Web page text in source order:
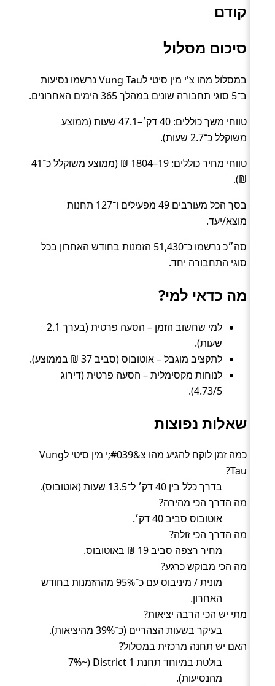
קודם
סיכום מסלול
במסלול מהו צ'י מין סיטי לVung Tau נרשמו נסיעות
ב־5 סוגי תחבורה שונים במהלך 365 הימים האחרונים.
טווחי משך כוללים: 40 דק׳–47.1 שעות (ממוצע
משוקלל כ־2.7 שעות).
טווחי מחיר כוללים: 19–1804 ₪ (ממוצע משוקלל כ־41
₪).
בסך הכל מעורבים 49 מפעילים ו־127 תחנות
מוצא/יעד.
סה״כ נרשמו כ־51,430 הזמנות בחודש האחרון בכל
סוגי התחבורה יחד.
מה כדאי למי?
למי שחשוב הזמן – הסעה פרטית (בערך 2.1
שעות).
לתקציב מוגבל – אוטובוס (סביב 37 ₪ בממוצע).
לנוחות מקסימלית – הסעה פרטית (דירוג
4.73/5).
שאלות נפוצות
כמה זמן לוקח להגיע מהו צ&#039;י מין סיטי לVung
Tau?
בדרך כלל בין 40 דק׳ ל־13.5 שעות (אוטובוס).
מה הדרך הכי מהירה?
אוטובוס סביב 40 דק׳.
מה הדרך הכי זולה?
מחיר רצפה סביב 19 ₪ באוטובוס.
מה הכי מבוקש כרגע?
מונית / מיניבוס עם כ־95% מההזמנות בחודש
האחרון.
מתי יש הכי הרבה יציאות?
בעיקר בשעות הצהריים (כ־39% מהיציאות).
האם יש תחנה מרכזית במסלול?
בולטת במיוחד תחנת District 1 (~7%
מהנסיעות).